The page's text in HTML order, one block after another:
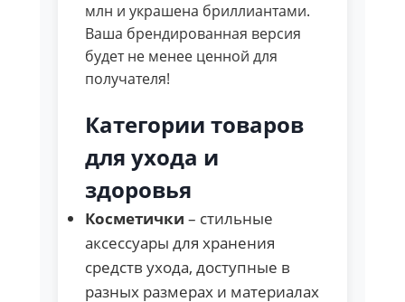
млн и украшена бриллиантами.
Ваша брендированная версия
будет не менее ценной для
получателя!
Категории товаров
для ухода и
здоровья
Косметички – стильные
аксессуары для хранения
средств ухода, доступные в
разных размерах и материалах